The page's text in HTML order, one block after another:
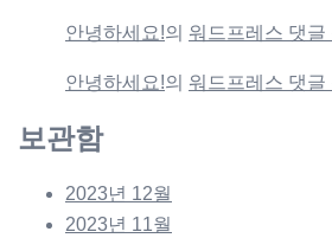
안녕하세요!의 워드프레스 댓글
안녕하세요!의 워드프레스 댓글
보관함
2023년 12월
2023년 11월